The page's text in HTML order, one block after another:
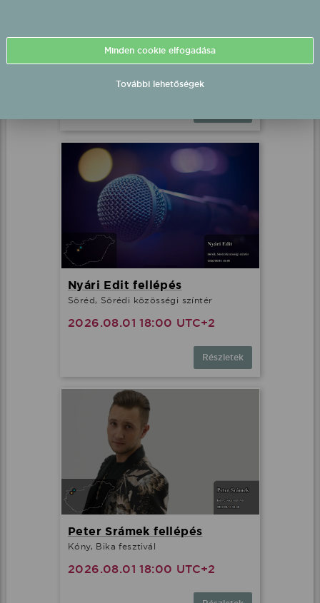
Eldorado fellépés
Pápoc, Szabadtéri színpad
Nyári Edit fellépés
Söréd, Sörédi közösségi színtér
2026.08.01 18:00 UTC+2
Részletek
Peter Srámek fellépés
Kóny, Bika fesztivál
2026.08.01 18:00 UTC+2
Minden cookie elfogadása
További lehetőségek